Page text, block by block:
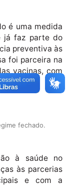
é uma medida
já faz parte do
preventiva às
foi parceira na
vacinas, com
fechado.
à saúde no
às parcerias
e com a